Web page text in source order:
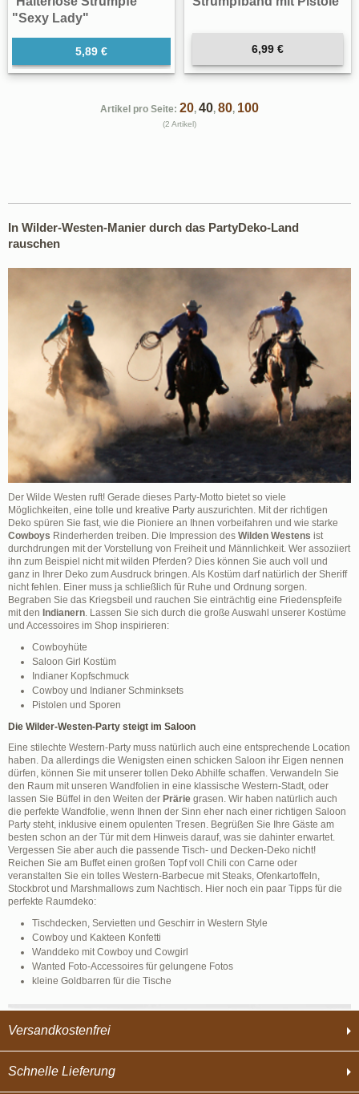
Versandkostenfrei
Schnelle Lieferung
"Sexy Lady"
5,89 € 6,99 €
Artikel pro Seite: 20, 40, 80, 100
(2 Artikel)
In Wilder-Westen-Manier durch das PartyDeko-Land
rauschen
Der Wilde Westen ruft! Gerade dieses Party-Motto bietet so viele
Möglichkeiten, eine tolle und kreative Party auszurichten. Mit der richtigen
Deko spüren Sie fast, wie die Pioniere an Ihnen vorbeifahren und wie starke
Cowboys Rinderherden treiben. Die Impression des Wilden Westens ist
durchdrungen mit der Vorstellung von Freiheit und Männlichkeit. Wer assoziiert
ihn zum Beispiel nicht mit wilden Pferden? Dies können Sie auch voll und
ganz in Ihrer Deko zum Ausdruck bringen. Als Kostüm darf natürlich der Sheriff
nicht fehlen. Einer muss ja schließlich für Ruhe und Ordnung sorgen.
Begraben Sie das Kriegsbeil und rauchen Sie einträchtig eine Friedenspfeife
mit den Indianern. Lassen Sie sich durch die große Auswahl unserer Kostüme
und Accessoires im Shop inspirieren:
Cowboyhüte
Saloon Girl Kostüm
Indianer Kopfschmuck
Cowboy und Indianer Schminksets
Pistolen und Sporen
Die Wilder-Westen-Party steigt im Saloon
Eine stilechte Western-Party muss natürlich auch eine entsprechende Location
haben. Da allerdings die Wenigsten einen schicken Saloon ihr Eigen nennen
dürfen, können Sie mit unserer tollen Deko Abhilfe schaffen. Verwandeln Sie
den Raum mit unseren Wandfolien in eine klassische Western-Stadt, oder
lassen Sie Büffel in den Weiten der Prärie grasen. Wir haben natürlich auch
die perfekte Wandfolie, wenn Ihnen der Sinn eher nach einer richtigen Saloon
Party steht, inklusive einem opulenten Tresen. Begrüßen Sie Ihre Gäste am
besten schon an der Tür mit dem Hinweis darauf, was sie dahinter erwartet.
Vergessen Sie aber auch die passende Tisch- und Decken-Deko nicht!
Reichen Sie am Buffet einen großen Topf voll Chili con Carne oder
veranstalten Sie ein tolles Western-Barbecue mit Steaks, Ofenkartoffeln,
Stockbrot und Marshmallows zum Nachtisch. Hier noch ein paar Tipps für die
perfekte Raumdeko:
Tischdecken, Servietten und Geschirr in Western Style
Cowboy und Kakteen Konfetti
Wanddeko mit Cowboy und Cowgirl
Wanted Foto-Accessoires für gelungene Fotos
kleine Goldbarren für die Tische